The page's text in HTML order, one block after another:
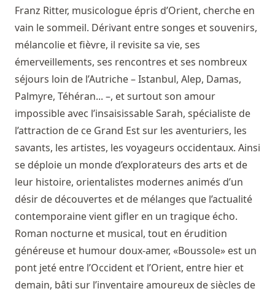
Franz Ritter, musicologue épris d’Orient, cherche en
vain le sommeil. Dérivant entre songes et souvenirs,
mélancolie et fièvre, il revisite sa vie, ses
émerveillements, ses rencontres et ses nombreux
séjours loin de l’Autriche – Istanbul, Alep, Damas,
Palmyre, Téhéran... –, et surtout son amour
impossible avec l’insaisissable Sarah, spécialiste de
l’attraction de ce Grand Est sur les aventuriers, les
savants, les artistes, les voyageurs occidentaux. Ainsi
se déploie un monde d’explorateurs des arts et de
leur histoire, orientalistes modernes animés d’un
désir de découvertes et de mélanges que l’actualité
contemporaine vient gifler en un tragique écho.
Roman nocturne et musical, tout en érudition
généreuse et humour doux-amer, «Boussole» est un
pont jeté entre l’Occident et l’Orient, entre hier et
demain, bâti sur l’inventaire amoureux de siècles de